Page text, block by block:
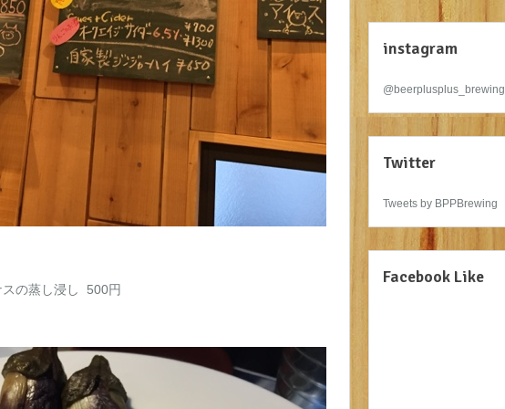
スの蒸し浸し 500円
instagram
@beerplusplus_brewing
Twitter
Tweets by BPPBrewing
Facebook Like